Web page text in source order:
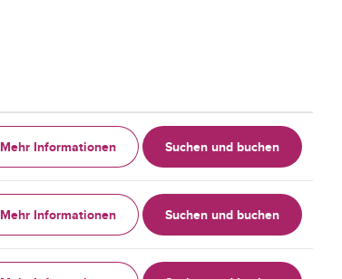
Mehr Informationen Suchen und buchen
Mehr Informationen Suchen und buchen